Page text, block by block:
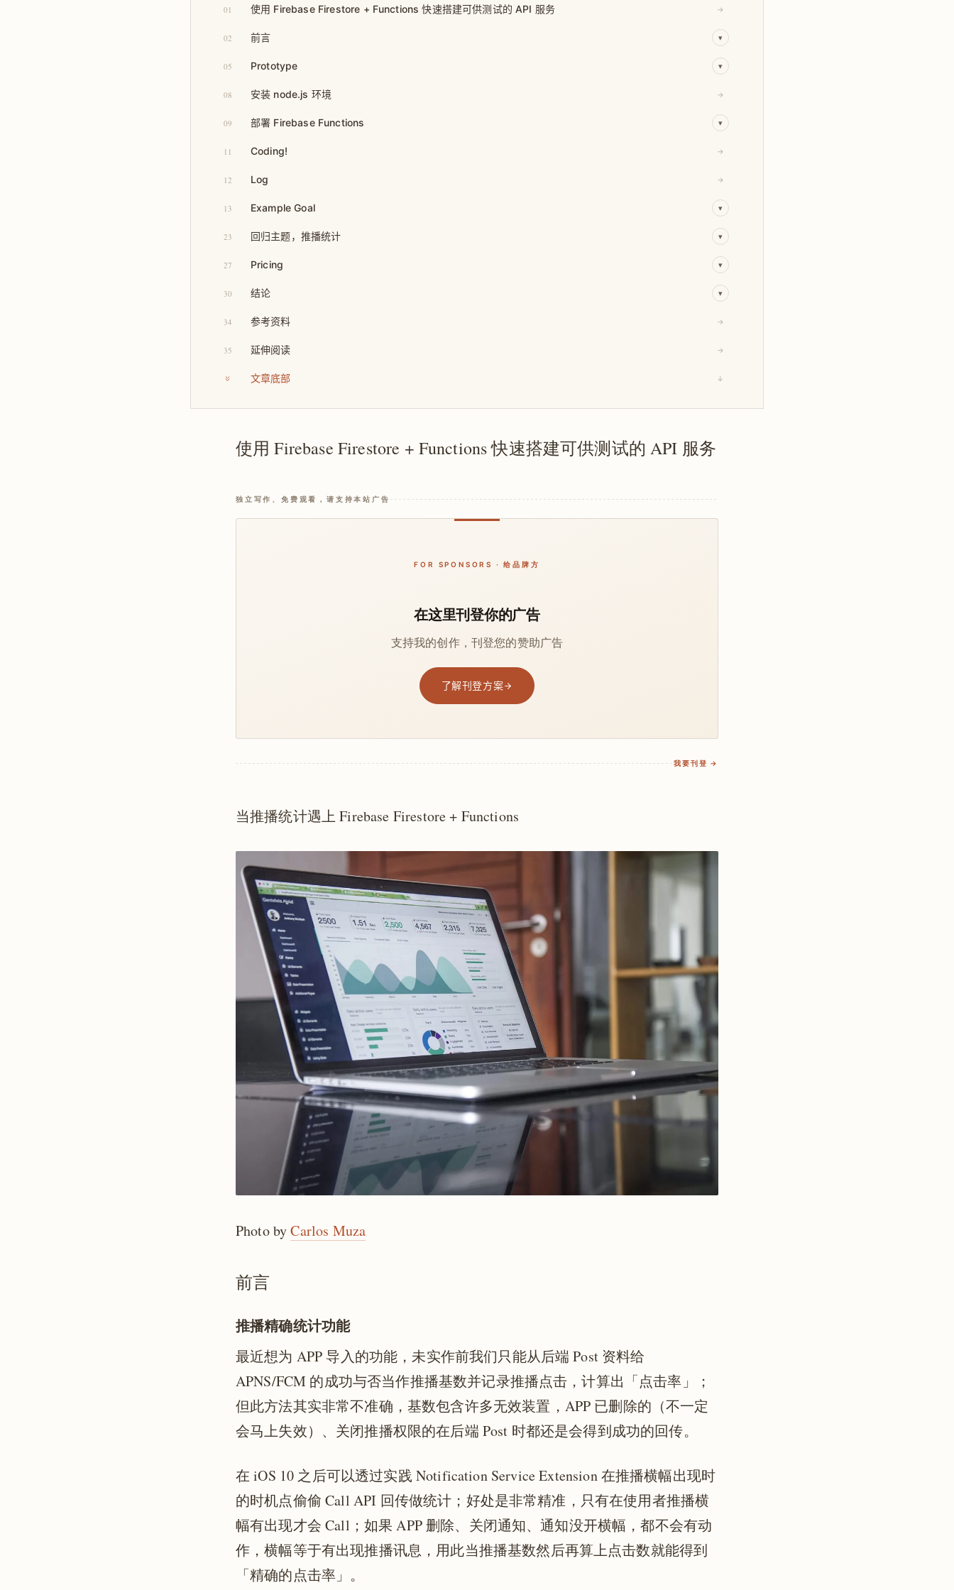
01 使用 Firebase Firestore + Functions 快速搭建可供测试的 API 服务 →
02 前言 ▾
05 Prototype ▾
08 安装 node.js 环境 →
09 部署 Firebase Functions ▾
11 Coding! →
12 Log →
13 Example Goal ▾
23 回归主题，推播统计 ▾
27 Pricing ▾
30 结论 ▾
34 参考资料 →
35 延伸阅读 →
文章底部 ↓
使用 Firebase Firestore + Functions 快速搭建可供测试的 API 服务
独立写作、免费观看，请支持本站广告
FOR SPONSORS · 给品牌方
在这里刊登你的广告
支持我的创作，刊登您的赞助广告
了解刊登方案
我要刊登 →
当推播统计遇上 Firebase Firestore + Functions
Photo byCarlos Muza
前言
推播精确统计功能
最近想为 APP 导入的功能，未实作前我们只能从后端 Post 资料给
APNS/FCM 的成功与否当作推播基数并记录推播点击，计算出「点击率」；
但此方法其实非常不准确，基数包含许多无效装置，APP 已删除的（不一定
会马上失效）、关闭推播权限的在后端 Post 时都还是会得到成功的回传。
在 iOS 10 之后可以透过实践 Notification Service Extension 在推播横幅出现时
的时机点偷偷 Call API 回传做统计；好处是非常精准，只有在使用者推播横
幅有出现才会 Call；如果 APP 删除、关闭通知、通知没开横幅，都不会有动
作，横幅等于有出现推播讯息，用此当推播基数然后再算上点击数就能得到
「精确的点击率」。